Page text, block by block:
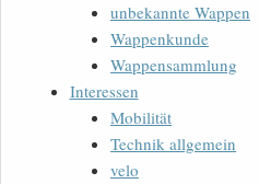
unbekannte Wappen
Wappenkunde
Wappensammlung
Interessen
Mobilität
Technik allgemein
velo